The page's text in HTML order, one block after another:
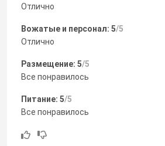
Отлично
Вожатые и персонал: 5/5
Отлично
Размещение: 5/5
Все понравилось
Питание: 5/5
Все понравилось